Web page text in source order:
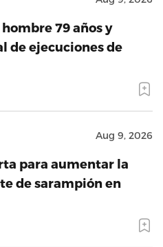
79 años y
de ejecuciones de
Aug 9, 2026
para aumentar la
de sarampión en